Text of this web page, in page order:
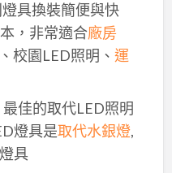
具換裝簡便與快
，非常適合廠房
、校園LED照明、 運
佳的取代LED照明
燈具是取代水銀燈,
具